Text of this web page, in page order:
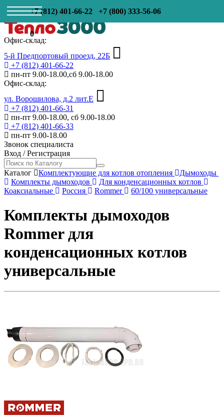
+7 (812) 401-66-22 +7 (800) 333-56-06
0
Офис-склад:
5-й Предпортовый проезд, 22Б
+7 (812) 401-66-22
пн-пт 9.00-18.00,сб 9.00-18.00
Офис-склад:
ул. Ворошилова, д.2 лит.Е
+7 (812) 401-66-31
пн-пт 9.00-18.00, сб 9.00-18.00
+7 (812) 401-66-33
пн-пт 9.00-18.00
Звонок специалиста
Вход /Регистрация
Каталог Комплектующие для котлов отопления
Дымоходы
Комплекты дымоходов
Для конденсационных котлов
Коаксиальные
Россия Rommer 60/100 универсальные
Комплекты дымоходов
Rommer для
конденсационных котлов
универсальные